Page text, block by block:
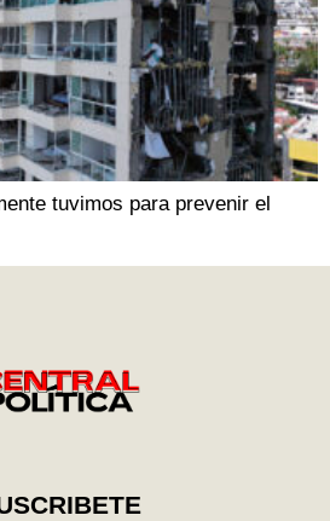
tuvimos para prevenir el